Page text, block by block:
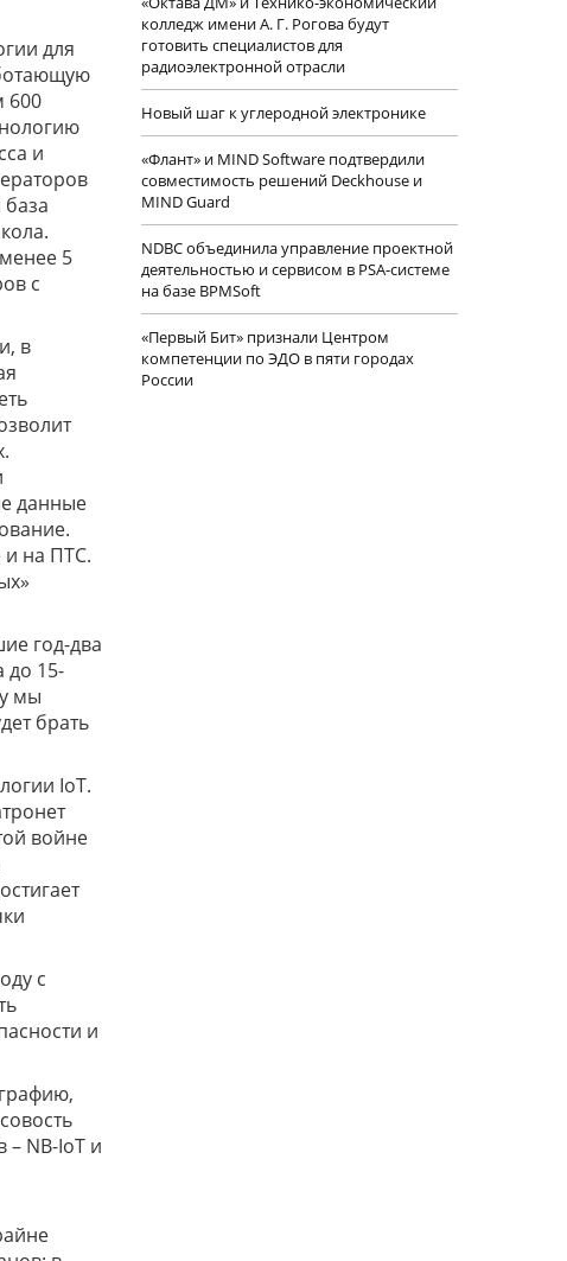
для
600
и
5
с
в
данные
и на ПТС.
год-два
до 15-
мы
брать
IoT.
войне
с
и
NB-IoT и
колледж имени А. Г. Рогова будут
готовить специалистов для
радиоэлектронной отрасли
Новый шаг к углеродной электронике
«Флант» и MIND Software подтвердили
совместимость решений Deckhouse и
MIND Guard
NDBC объединила управление проектной
деятельностью и сервисом в PSA-системе
на базе BPMSoft
«Первый Бит» признали Центром
компетенции по ЭДО в пяти городах
России